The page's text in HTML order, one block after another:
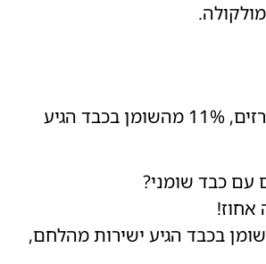
אצל האנשים הרזים, 11% מהשומן בכבד הגיע
עם כבד שומני?
אחוז!
40% מהשומן בכבד הגיע ישירות מהלחם,